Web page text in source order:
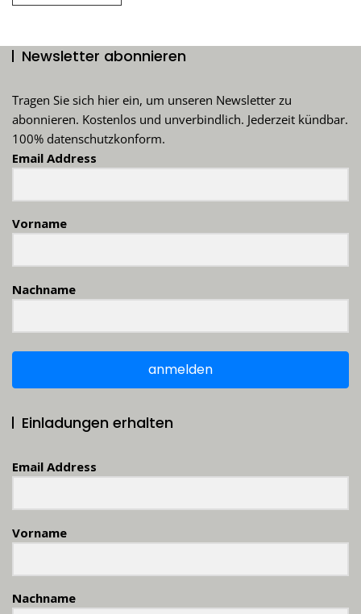
Newsletter abonnieren
Tragen Sie sich hier ein, um unseren Newsletter zu
abonnieren. Kostenlos und unverbindlich. Jederzeit kündbar.
100% datenschutzkonform.
Email Address
Vorname
Nachname
anmelden
Einladungen erhalten
Email Address
Vorname
Nachname